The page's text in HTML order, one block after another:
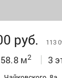
руб. 113
58.8 м2 3